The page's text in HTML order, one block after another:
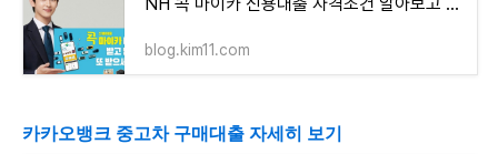
blog.kim11.com
카카오뱅크 중고차 구매대출 자세히 보기